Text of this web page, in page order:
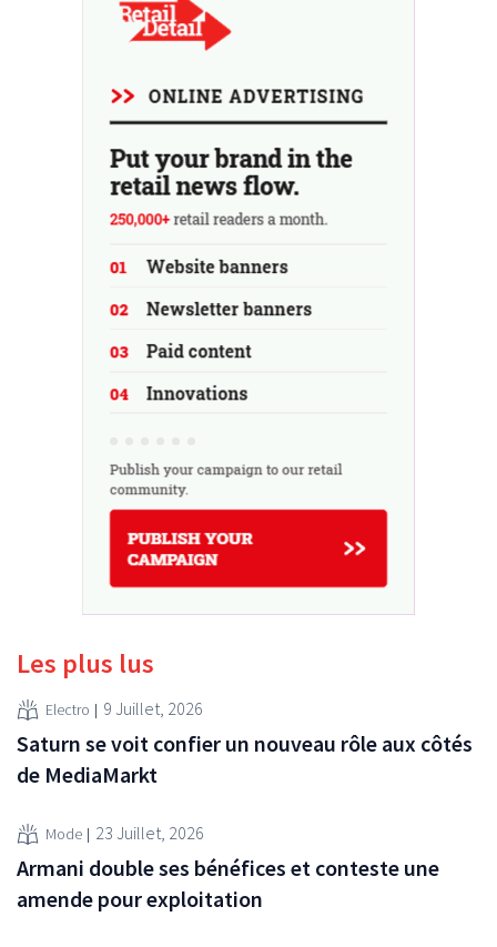
Les plus lus
Electro 9 Juillet, 2026
Saturn se voit confier un nouveau rôle aux côtés
de MediaMarkt
Mode 23 Juillet, 2026
Armani double ses bénéfices et conteste une
amende pour exploitation